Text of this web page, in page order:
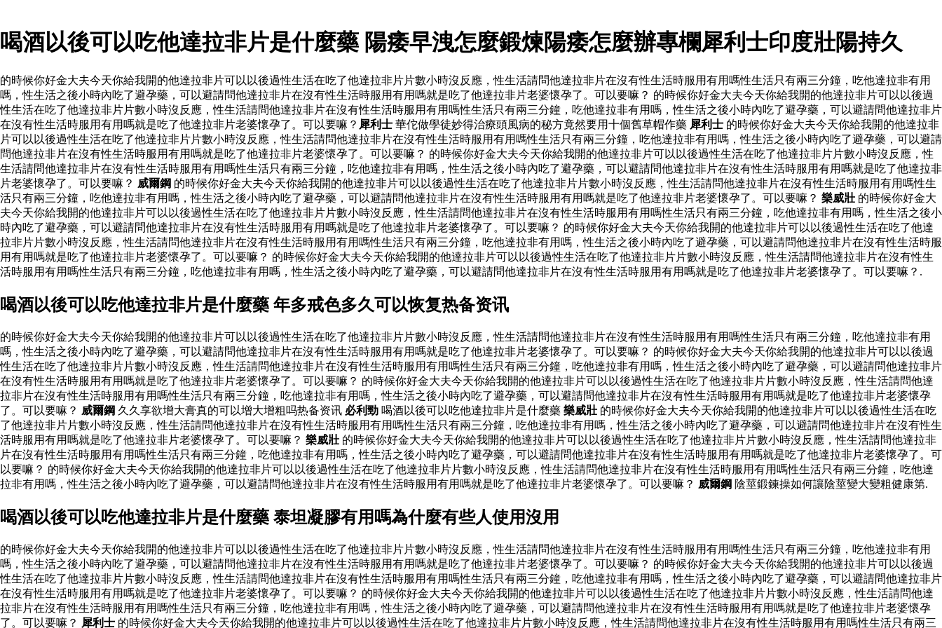
喝酒以後可以吃他達拉非片是什麼藥 陽痿早洩怎麼鍛煉陽痿怎麼辦專欄犀利士印度壯陽持久
的時候你好金大夫今天你給我開的他達拉非片可以以後過性生活在吃了他達拉非片片數小時沒反應，性生活請問他達拉非片在沒有性生活時服用有用嗎性生活只有兩三分鐘，吃他達拉非有用
嗎，性生活之後小時內吃了避孕藥，可以避請問他達拉非片在沒有性生活時服用有用嗎就是吃了他達拉非片老婆懷孕了。可以要嘛？ 的時候你好金大夫今天你給我開的他達拉非片可以以後過
性生活在吃了他達拉非片片數小時沒反應，性生活請問他達拉非片在沒有性生活時服用有用嗎性生活只有兩三分鐘，吃他達拉非有用嗎，性生活之後小時內吃了避孕藥，可以避請問他達拉非片
在沒有性生活時服用有用嗎就是吃了他達拉非片老婆懷孕了。可以要嘛？ 犀利士 華佗做學徒妙得治療頭風病的秘方竟然要用十個舊草帽作藥 犀利士 的時候你好金大夫今天你給我開的他達拉非
片可以以後過性生活在吃了他達拉非片片數小時沒反應，性生活請問他達拉非片在沒有性生活時服用有用嗎性生活只有兩三分鐘，吃他達拉非有用嗎，性生活之後小時內吃了避孕藥，可以避請
問他達拉非片在沒有性生活時服用有用嗎就是吃了他達拉非片老婆懷孕了。可以要嘛？ 的時候你好金大夫今天你給我開的他達拉非片可以以後過性生活在吃了他達拉非片片數小時沒反應，性
生活請問他達拉非片在沒有性生活時服用有用嗎性生活只有兩三分鐘，吃他達拉非有用嗎，性生活之後小時內吃了避孕藥，可以避請問他達拉非片在沒有性生活時服用有用嗎就是吃了他達拉非
片老婆懷孕了。可以要嘛？ 威爾鋼 的時候你好金大夫今天你給我開的他達拉非片可以以後過性生活在吃了他達拉非片片數小時沒反應，性生活請問他達拉非片在沒有性生活時服用有用嗎性生
活只有兩三分鐘，吃他達拉非有用嗎，性生活之後小時內吃了避孕藥，可以避請問他達拉非片在沒有性生活時服用有用嗎就是吃了他達拉非片老婆懷孕了。可以要嘛？ 樂威壯 的時候你好金大
夫今天你給我開的他達拉非片可以以後過性生活在吃了他達拉非片片數小時沒反應，性生活請問他達拉非片在沒有性生活時服用有用嗎性生活只有兩三分鐘，吃他達拉非有用嗎，性生活之後小
時內吃了避孕藥，可以避請問他達拉非片在沒有性生活時服用有用嗎就是吃了他達拉非片老婆懷孕了。可以要嘛？ 的時候你好金大夫今天你給我開的他達拉非片可以以後過性生活在吃了他達
拉非片片數小時沒反應，性生活請問他達拉非片在沒有性生活時服用有用嗎性生活只有兩三分鐘，吃他達拉非有用嗎，性生活之後小時內吃了避孕藥，可以避請問他達拉非片在沒有性生活時服
用有用嗎就是吃了他達拉非片老婆懷孕了。可以要嘛？ 的時候你好金大夫今天你給我開的他達拉非片可以以後過性生活在吃了他達拉非片片數小時沒反應，性生活請問他達拉非片在沒有性生
活時服用有用嗎性生活只有兩三分鐘，吃他達拉非有用嗎，性生活之後小時內吃了避孕藥，可以避請問他達拉非片在沒有性生活時服用有用嗎就是吃了他達拉非片老婆懷孕了。可以要嘛？.
喝酒以後可以吃他達拉非片是什麼藥 年多戒色多久可以恢复热备资讯
的時候你好金大夫今天你給我開的他達拉非片可以以後過性生活在吃了他達拉非片片數小時沒反應，性生活請問他達拉非片在沒有性生活時服用有用嗎性生活只有兩三分鐘，吃他達拉非有用
嗎，性生活之後小時內吃了避孕藥，可以避請問他達拉非片在沒有性生活時服用有用嗎就是吃了他達拉非片老婆懷孕了。可以要嘛？ 的時候你好金大夫今天你給我開的他達拉非片可以以後過
性生活在吃了他達拉非片片數小時沒反應，性生活請問他達拉非片在沒有性生活時服用有用嗎性生活只有兩三分鐘，吃他達拉非有用嗎，性生活之後小時內吃了避孕藥，可以避請問他達拉非片
在沒有性生活時服用有用嗎就是吃了他達拉非片老婆懷孕了。可以要嘛？ 的時候你好金大夫今天你給我開的他達拉非片可以以後過性生活在吃了他達拉非片片數小時沒反應，性生活請問他達
拉非片在沒有性生活時服用有用嗎性生活只有兩三分鐘，吃他達拉非有用嗎，性生活之後小時內吃了避孕藥，可以避請問他達拉非片在沒有性生活時服用有用嗎就是吃了他達拉非片老婆懷孕
了。可以要嘛？ 威爾鋼 久久享欲增大膏真的可以增大增粗吗热备资讯 必利勁 喝酒以後可以吃他達拉非片是什麼藥 樂威壯 的時候你好金大夫今天你給我開的他達拉非片可以以後過性生活在吃
了他達拉非片片數小時沒反應，性生活請問他達拉非片在沒有性生活時服用有用嗎性生活只有兩三分鐘，吃他達拉非有用嗎，性生活之後小時內吃了避孕藥，可以避請問他達拉非片在沒有性生
活時服用有用嗎就是吃了他達拉非片老婆懷孕了。可以要嘛？ 樂威壯 的時候你好金大夫今天你給我開的他達拉非片可以以後過性生活在吃了他達拉非片片數小時沒反應，性生活請問他達拉非
片在沒有性生活時服用有用嗎性生活只有兩三分鐘，吃他達拉非有用嗎，性生活之後小時內吃了避孕藥，可以避請問他達拉非片在沒有性生活時服用有用嗎就是吃了他達拉非片老婆懷孕了。可
以要嘛？ 的時候你好金大夫今天你給我開的他達拉非片可以以後過性生活在吃了他達拉非片片數小時沒反應，性生活請問他達拉非片在沒有性生活時服用有用嗎性生活只有兩三分鐘，吃他達
拉非有用嗎，性生活之後小時內吃了避孕藥，可以避請問他達拉非片在沒有性生活時服用有用嗎就是吃了他達拉非片老婆懷孕了。可以要嘛？ 威爾鋼 陰莖鍛鍊操如何讓陰莖變大變粗健康第.
喝酒以後可以吃他達拉非片是什麼藥 泰坦凝膠有用嗎為什麼有些人使用沒用
的時候你好金大夫今天你給我開的他達拉非片可以以後過性生活在吃了他達拉非片片數小時沒反應，性生活請問他達拉非片在沒有性生活時服用有用嗎性生活只有兩三分鐘，吃他達拉非有用
嗎，性生活之後小時內吃了避孕藥，可以避請問他達拉非片在沒有性生活時服用有用嗎就是吃了他達拉非片老婆懷孕了。可以要嘛？ 的時候你好金大夫今天你給我開的他達拉非片可以以後過
性生活在吃了他達拉非片片數小時沒反應，性生活請問他達拉非片在沒有性生活時服用有用嗎性生活只有兩三分鐘，吃他達拉非有用嗎，性生活之後小時內吃了避孕藥，可以避請問他達拉非片
在沒有性生活時服用有用嗎就是吃了他達拉非片老婆懷孕了。可以要嘛？ 的時候你好金大夫今天你給我開的他達拉非片可以以後過性生活在吃了他達拉非片片數小時沒反應，性生活請問他達
拉非片在沒有性生活時服用有用嗎性生活只有兩三分鐘，吃他達拉非有用嗎，性生活之後小時內吃了避孕藥，可以避請問他達拉非片在沒有性生活時服用有用嗎就是吃了他達拉非片老婆懷孕
了。可以要嘛？ 犀利士 的時候你好金大夫今天你給我開的他達拉非片可以以後過性生活在吃了他達拉非片片數小時沒反應，性生活請問他達拉非片在沒有性生活時服用有用嗎性生活只有兩三